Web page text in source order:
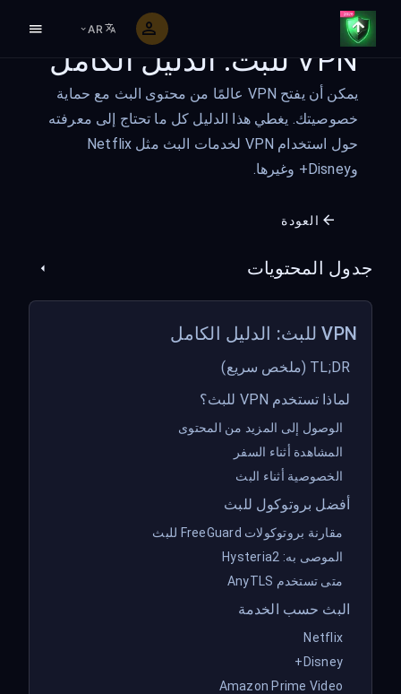
AR
VPN للبث: الدليل الكامل
يمكن أن يفتح VPN عالمًا من محتوى البث مع حماية
خصوصيتك. يغطي هذا الدليل كل ما تحتاج إلى معرفته
حول استخدام VPN لخدمات البث مثل Netflix
وDisney+ وغيرها.
العودة
جدول المحتويات
VPN للبث: الدليل الكامل
TL;DR (ملخص سريع)
لماذا تستخدم VPN للبث؟
الوصول إلى المزيد من المحتوى
المشاهدة أثناء السفر
الخصوصية أثناء البث
أفضل بروتوكول للبث
مقارنة بروتوكولات FreeGuard للبث
الموصى به: Hysteria2
متى تستخدم AnyTLS
البث حسب الخدمة
Netflix
Disney+
Amazon Prime Video